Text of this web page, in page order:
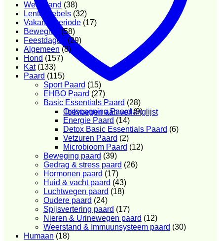
Toevoegen aan verlanglijst
Weerstand (38)
Lentekriebels (32)
Vakantieperiode (17)
Beweging
(58)
Feestdagen
(29)
Algemeen (8)
Hond (157)
Kat (133)
Paard (115)
Sport Paard (15)
EHBO Paard (27)
Basic Essentials Paard (28)
Ontspanning Paard (9)
Energie Paard (14)
Detox Basic Essentials Paard (6)
Vetzuren Paard (2)
Microbioom Paard (12)
Beweging paard (39)
Gedrag & stress paard (26)
Hormonen paard (17)
Huid & vacht paard (43)
Luchtwegen paard (18)
Oudere paard (24)
Spijsvertering paard (17)
Nieren & Urinewegen paard (12)
Weerstand & Immuunsysteem paard (30)
Humaan (18)